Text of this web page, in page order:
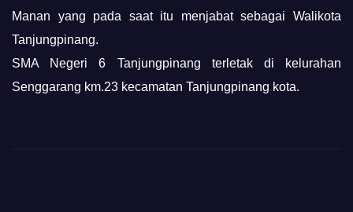
Manan yang pada saat itu menjabat sebagai Walikota
Tanjungpinang.
SMA Negeri 6 Tanjungpinang terletak di kelurahan
Senggarang km.23 kecamatan Tanjungpinang kota.